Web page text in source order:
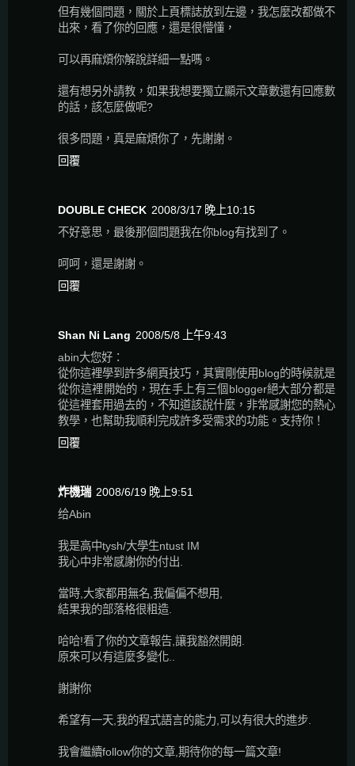
但有幾個問題，關於上頁標誌放到左邊，我怎麼改都做不
出來，看了你的回應，還是很懵懂，
可以再麻煩你解說詳細一點嗎。
還有想另外請教，如果我想要獨立顯示文章數還有回應數
的話，該怎麼做呢?
很多問題，真是麻煩你了，先謝謝。
回覆
DOUBLE CHECK 2008/3/17 晚上10:15
不好意思，最後那個問題我在你blog有找到了。
呵呵，還是謝謝。
回覆
Shan Ni Lang 2008/5/8 上午9:43
abin大您好：
從你這裡學到許多網頁技巧，其實剛使用blog的時候就是
從你這裡開始的，現在手上有三個blogger絕大部分都是
從這裡套用過去的，不知道該說什麼，非常感謝您的熱心
教學，也幫助我順利完成許多受需求的功能。支持你！
回覆
炸機瑞 2008/6/19 晚上9:51
给Abin
我是高中tysh/大學生ntust IM
我心中非常感謝你的付出.
當時,大家都用無名,我偏偏不想用,
結果我的部落格很粗造.
哈哈!看了你的文章報告,讓我豁然開朗.
原來可以有這麼多變化..
謝謝你
希望有一天,我的程式語言的能力,可以有很大的進步.
我會繼續follow你的文章,期待你的每一篇文章!